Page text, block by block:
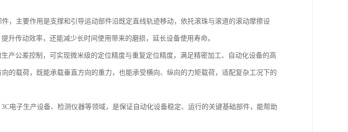
，主要作用是支撑和引导运动部件沿既定直线轨迹移动，依托滚珠与滚道的滚动摩擦设
升传动效率，还能减少长时间使用带来的磨损，延长设备使用寿命。
产公差控制，可实现微米级的定位精度与重复定位精度，满足精密加工、自动化设备的高
的载荷，既能承载垂直方向的重力，也能承受横向、纵向的力矩载荷，适配复杂工况下的
电子生产设备、检测仪器等领域，是保证自动化设备稳定、运行的关键基础部件，能帮助